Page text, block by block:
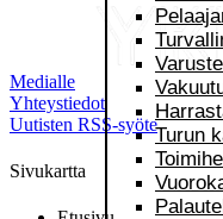
Turun
Medialle
Yhteystiedot
Uutisten RSS-syöte
Sivukartta